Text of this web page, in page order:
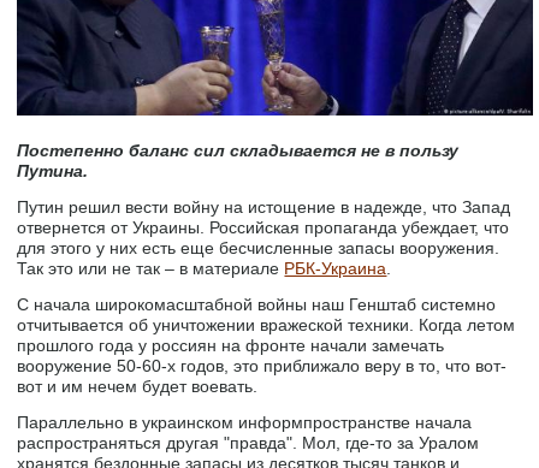
Постепенно баланс сил складывается не в пользу
Путина.
Путин решил вести войну на истощение в надежде, что Запад
отвернется от Украины. Российская пропаганда убеждает, что
для этого у них есть еще бесчисленные запасы вооружения.
Так это или не так – в материале РБК-Украина
С начала широкомасштабной войны наш Генштаб системно
отчитывается об уничтожении вражеской техники. Когда летом
прошлого года у россиян на фронте начали замечать
вооружение 50-60-х годов, это приближало веру в то, что вот-
вот и им нечем будет воевать.
Параллельно в украинском информпространстве начала
распространяться другая "правда". Мол, где-то за Уралом
хранятся бездонные запасы из десятков тысяч танков и